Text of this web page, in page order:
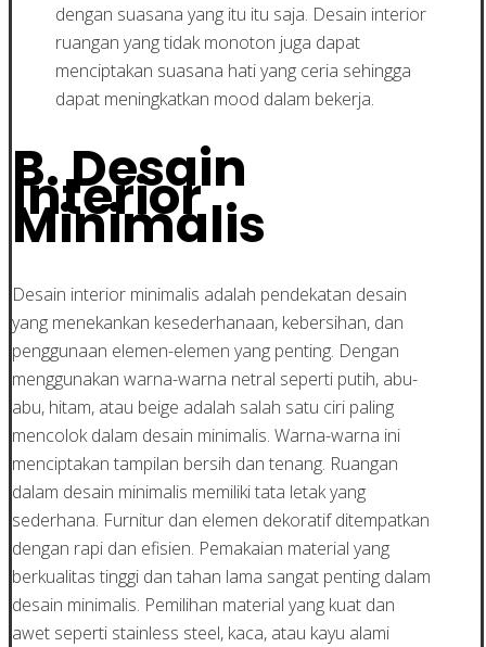
dengan suasana yang itu itu saja. Desain interior
ruangan yang tidak monoton juga dapat
menciptakan suasana hati yang ceria sehingga
dapat meningkatkan mood dalam bekerja.
B. Desain
Interior
Minimalis
Desain interior minimalis adalah pendekatan desain
yang menekankan kesederhanaan, kebersihan, dan
penggunaan elemen-elemen yang penting. Dengan
menggunakan warna-warna netral seperti putih, abu-
abu, hitam, atau beige adalah salah satu ciri paling
mencolok dalam desain minimalis. Warna-warna ini
menciptakan tampilan bersih dan tenang. Ruangan
dalam desain minimalis memiliki tata letak yang
sederhana. Furnitur dan elemen dekoratif ditempatkan
dengan rapi dan efisien. Pemakaian material yang
berkualitas tinggi dan tahan lama sangat penting dalam
desain minimalis. Pemilihan material yang kuat dan
awet seperti stainless steel, kaca, atau kayu alami